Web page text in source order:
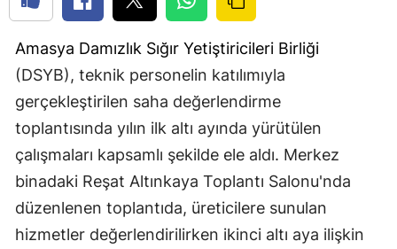
Amasya Damızlık Sığır Yetiştiricileri Birliği
(DSYB), teknik personelin katılımıyla
gerçekleştirilen saha değerlendirme
toplantısında yılın ilk altı ayında yürütülen
çalışmaları kapsamlı şekilde ele aldı. Merkez
binadaki Reşat Altınkaya Toplantı Salonu'nda
düzenlenen toplantıda, üreticilere sunulan
hizmetler değerlendirilirken ikinci altı aya ilişkin